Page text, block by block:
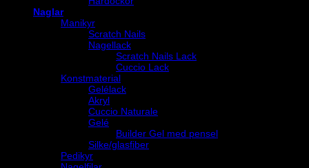
Naglar
Manikyr
Scratch Nails
Nagellack
Scratch Nails Lack
Cuccio Lack
Konstmaterial
Gelélack
Akryl
Cuccio Naturale
Gelé
Builder Gel med pensel
Silke/glasfiber
Pedikyr